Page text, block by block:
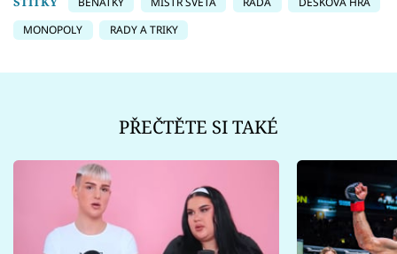
MONOPOLY
RADY A TRIKY
PŘEČTĚTE SI TAKÉ